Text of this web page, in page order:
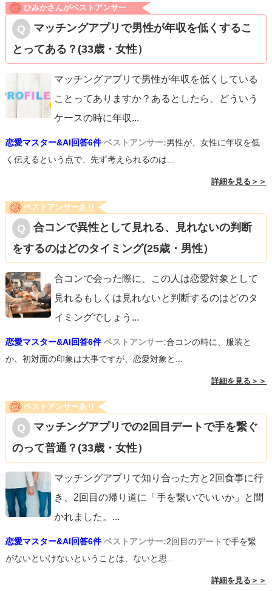
ひみかさんがベストアンサー
マッチングアプリで男性が年収を低くするこ
とってある？(33歳・女性）
マッチングアプリで男性が年収を低くしている
ことってありますか？あるとしたら、どういう
ケースの時に年収...
恋愛マスター&AI回答6件 ベストアンサー:男性が、女性に年収を低
く伝えるという点で、先ず考えられるのは...
詳細を見る＞＞
ベストアンサーあり
合コンで異性として見れる、見れないの判断
をするのはどのタイミング(25歳・男性）
合コンで会った際に、この人は恋愛対象として
見れるもしくは見れないと判断するのはどのタ
イミングでしょう ...
恋愛マスター&AI回答6件 ベストアンサー:合コンの時に、服装と
か、初対面の印象は大事ですが、恋愛対象と...
詳細を見る＞＞
ベストアンサーあり
マッチングアプリでの2回目デートで手を繋ぐ
のって普通？(33歳・女性）
マッチングアプリで知り合った方と2回食事に行
き、2回目の帰り道に「手を繋いでいいか」と聞
かれました。 ...
恋愛マスター&AI回答6件 ベストアンサー:2回目のデートで手を繋
がないといけないということは、ないと思...
詳細を見る＞＞